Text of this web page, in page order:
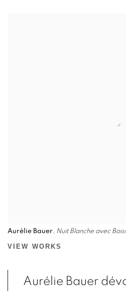
Aurélie Bauer, Nuit Blanche avec
VIEW WORKS
Aurélie Bauer